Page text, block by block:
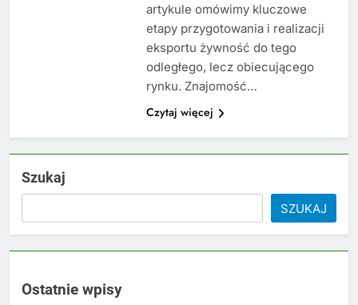
artykule omówimy kluczowe
etapy przygotowania i realizacji
eksportu żywność do tego
odległego, lecz obiecującego
rynku. Znajomość…
Czytaj więcej
Szukaj
SZUKAJ
Ostatnie wpisy